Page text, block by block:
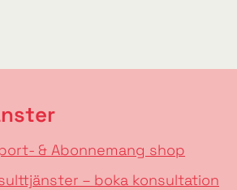
& Abonnemang shop
– boka konsultation